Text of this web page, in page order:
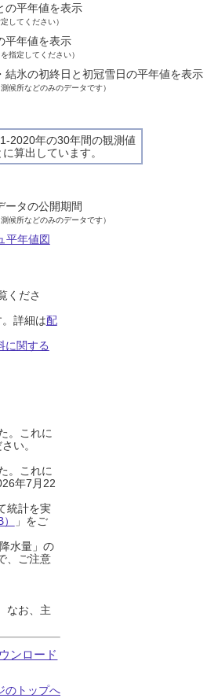
の平年値を表示
してください）
平年値を表示
を指定してください）
結氷の初終日と初冠雪日の平年値を表示
測候所などのみのデータです）
2020年の30年間の観測値
算出しています。
ータの公開期間
測候所などのみのデータです）
平年値図
くださ
詳細は配
に関する
。これに
い。
。これに
年7月22
統計を実
」をご
水量」の
、ご注意
なお、主
ンロード
のトップへ